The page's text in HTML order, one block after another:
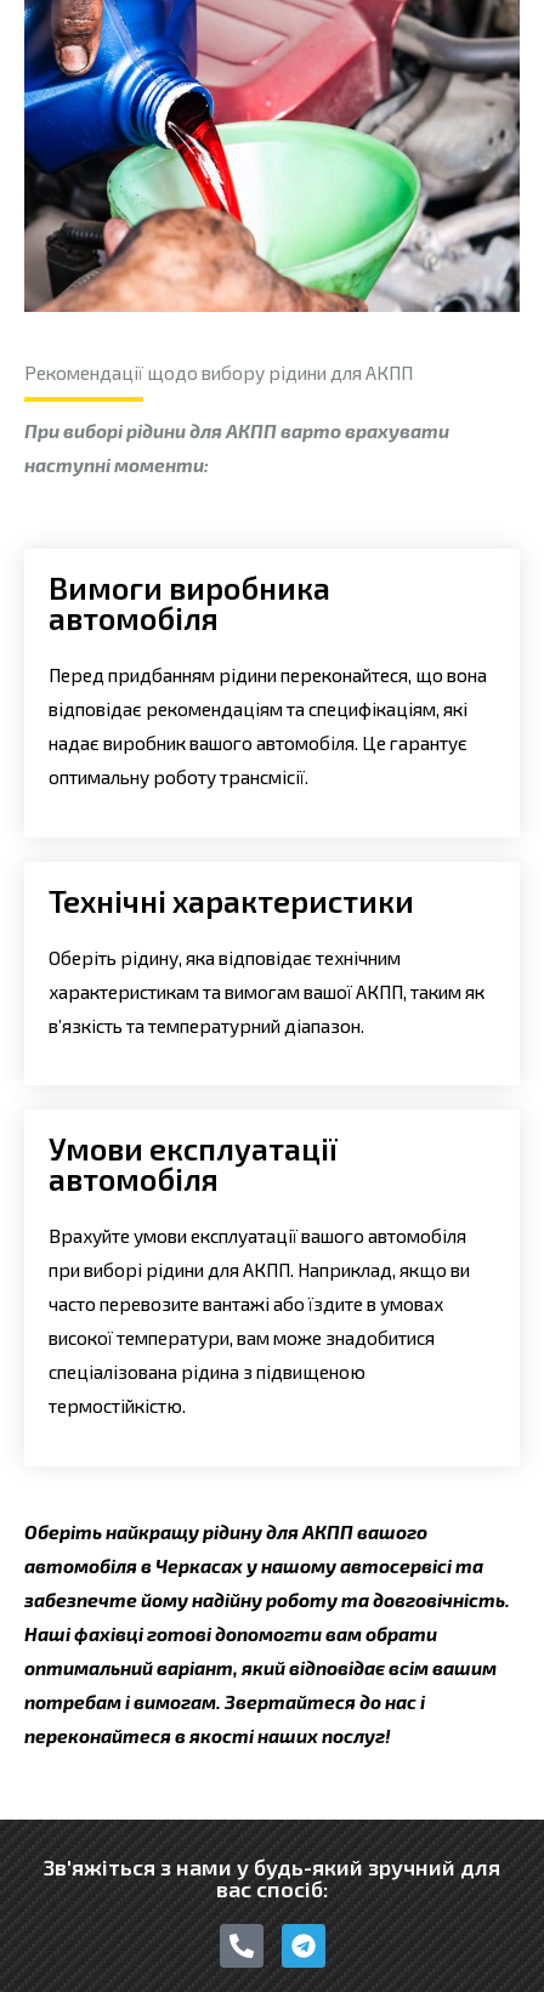
Рекомендації щодо вибору рідини для АКПП
При виборі рідини для АКПП варто врахувати
наступні моменти:
Вимоги виробника
автомобіля
Перед придбанням рідини переконайтеся, що вона
відповідає рекомендаціям та специфікаціям, які
надає виробник вашого автомобіля. Це гарантує
оптимальну роботу трансмісії.
Технічні характеристики
Оберіть рідину, яка відповідає технічним
характеристикам та вимогам вашої АКПП, таким як
в’язкість та температурний діапазон.
Умови експлуатації
автомобіля
Врахуйте умови експлуатації вашого автомобіля
при виборі рідини для АКПП. Наприклад, якщо ви
часто перевозите вантажі або їздите в умовах
високої температури, вам може знадобитися
спеціалізована рідина з підвищеною
термостійкістю.
Оберіть найкращу рідину для АКПП вашого
автомобіля в Черкасах у нашому автосервісі та
забезпечте йому надійну роботу та довговічність.
Наші фахівці готові допомогти вам обрати
оптимальний варіант, який відповідає всім вашим
потребам і вимогам. Звертайтеся до нас і
переконайтеся в якості наших послуг!
Зв'яжіться з нами у будь-який зручний для
вас спосіб:
P
o
n
e
l